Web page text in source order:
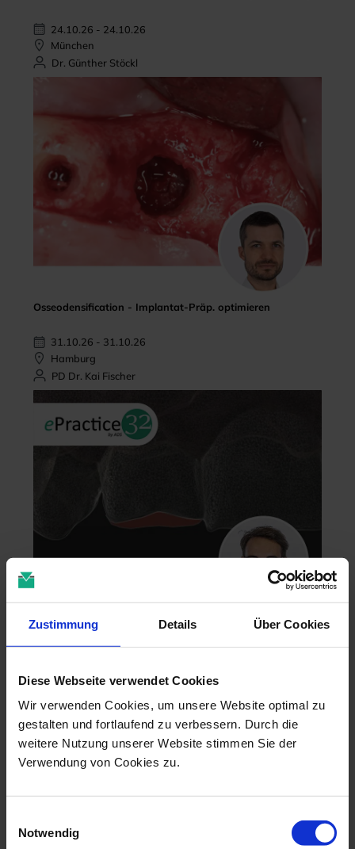
Zustimmung Details Über Cookies
Diese Webseite verwendet Cookies
Wir verwenden Cookies, um unsere Website optimal zu
gestalten und fortlaufend zu verbessern. Durch die
weitere Nutzung unserer Website stimmen Sie der
Verwendung von Cookies zu.
Notwendig
24.10.26 - 24.10.26
München
Dr. Günther Stöckl
Osseodensification - Implantat-Präp. optimieren
31.10.26 - 31.10.26
Hamburg
PD Dr. Kai Fischer
Zahntechnik im 4D-Zeitalter
Dr. Christian Leonhardt